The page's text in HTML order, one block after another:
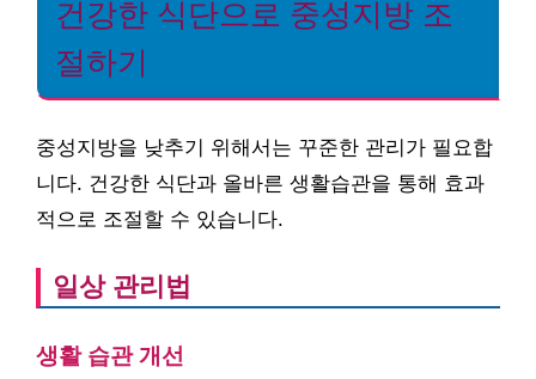
건강한 식단으로 중성지방 조
절하기
중성지방을 낮추기 위해서는 꾸준한 관리가 필요합
니다. 건강한 식단과 올바른 생활습관을 통해 효과
적으로 조절할 수 있습니다.
일상 관리법
생활 습관 개선